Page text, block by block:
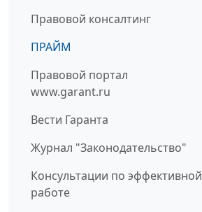
Правовой консалтинг
ПРАЙМ
Правовой портал
www.garant.ru
Вести Гаранта
Журнал "Законодательство"
Консультации по эффективной
работе